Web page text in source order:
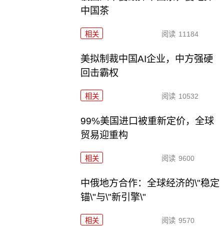
中国茶
相关 阅读 11184
美拟制裁中国AI企业，中方强硬
回击霸权
相关 阅读 10532
99%美国进口被重新定价，全球
贸易迎重构
相关 阅读 9600
中俄地方合作：全球经济的\"稳定
锚\"与\"新引擎\"
相关 阅读 9570